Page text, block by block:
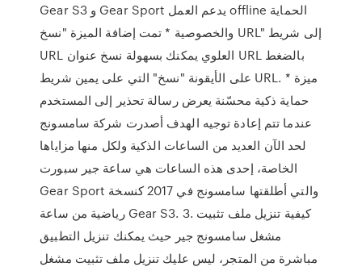
Gear S3 و Gear Sport يدعم العمل offline الحماية
والخصوصية * تمت إضافة الميزة "نسخ URL" إلى شريط
URL العلوي يمكنك بسهولة نسخ عنوان URL بالضغط
على الأيقونة "نسخ" التي على يمين شريط URL. * ميزة
حماية ذكية محسّنة يعرض رسالة تحذير إلى المستخدم
عندما تتم إعادة توجيه الهدف أصدرت شركة سامسونج
لحد الآن العديد من الساعات الذكية ولكل منها مزاياها
الخاصة، إحدى هذه الساعات هي ساعة جير سبورت
Gear Sport والتي أطلقتها سامسونج في 2017 كنسخة
رياضية من ساعة Gear S3. 3. كيفية تنزيل ملف تثبيت
مشغل سامسونج جير حيث يمكنك تنزيل التطبيق
مباشرة من المتجر، ليس عليك تنزيل ملف تثبيت مشغل